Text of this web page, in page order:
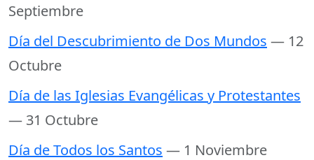
Septiembre
Día del Descubrimiento de Dos Mundos — 12
Octubre
Día de las Iglesias Evangélicas y Protestantes
— 31 Octubre
Día de Todos los Santos — 1 Noviembre